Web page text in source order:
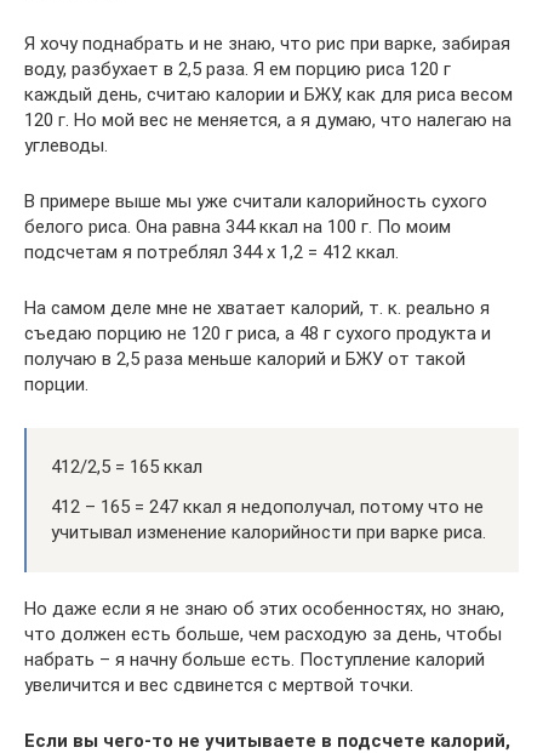
Я хочу поднабрать и не знаю, что рис при варке, забирая
воду, разбухает в 2,5 раза. Я ем порцию риса 120 г
каждый день, считаю калории и БЖУ, как для риса весом
120 г. Но мой вес не меняется, а я думаю, что налегаю на
углеводы.
В примере выше мы уже считали калорийность сухого
белого риса. Она равна 344 ккал на 100 г. По моим
подсчетам я потреблял 344 х 1,2 = 412 ккал.
На самом деле мне не хватает калорий, т. к. реально я
съедаю порцию не 120 г риса, а 48 г сухого продукта и
получаю в 2,5 раза меньше калорий и БЖУ от такой
порции.
412/2,5 = 165 ккал
412 – 165 = 247 ккал я недополучал, потому что не
учитывал изменение калорийности при варке риса.
Но даже если я не знаю об этих особенностях, но знаю,
что должен есть больше, чем расходую за день, чтобы
набрать – я начну больше есть. Поступление калорий
увеличится и вес сдвинется с мертвой точки.
Если вы чего-то не учитываете в подсчете калорий,